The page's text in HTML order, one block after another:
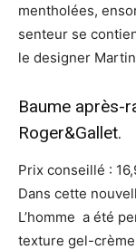
mentholées,
senteur se
le designer
Baume après-
Roger&Gallet.
Prix conseillé :
Dans cette
L’homme a été
texture gel-crème